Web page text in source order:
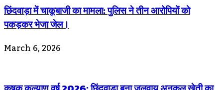
छिंदवाड़ा में चाकूबाजी का मामला: पुलिस ने तीन आरोपियों को
पकड़कर भेजा जेल।
March 6, 2026